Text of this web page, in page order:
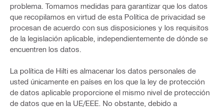
problema. Tomamos medidas para garantizar que los datos
que recopilamos en virtud de esta Política de privacidad se
procesan de acuerdo con sus disposiciones y los requisitos
de la legislación aplicable, independientemente de dónde se
encuentren los datos.
La política de Hilti es almacenar los datos personales de
usted únicamente en países en los que la ley de protección
de datos aplicable proporcione el mismo nivel de protección
de datos que en la UE/EEE. No obstante, debido a